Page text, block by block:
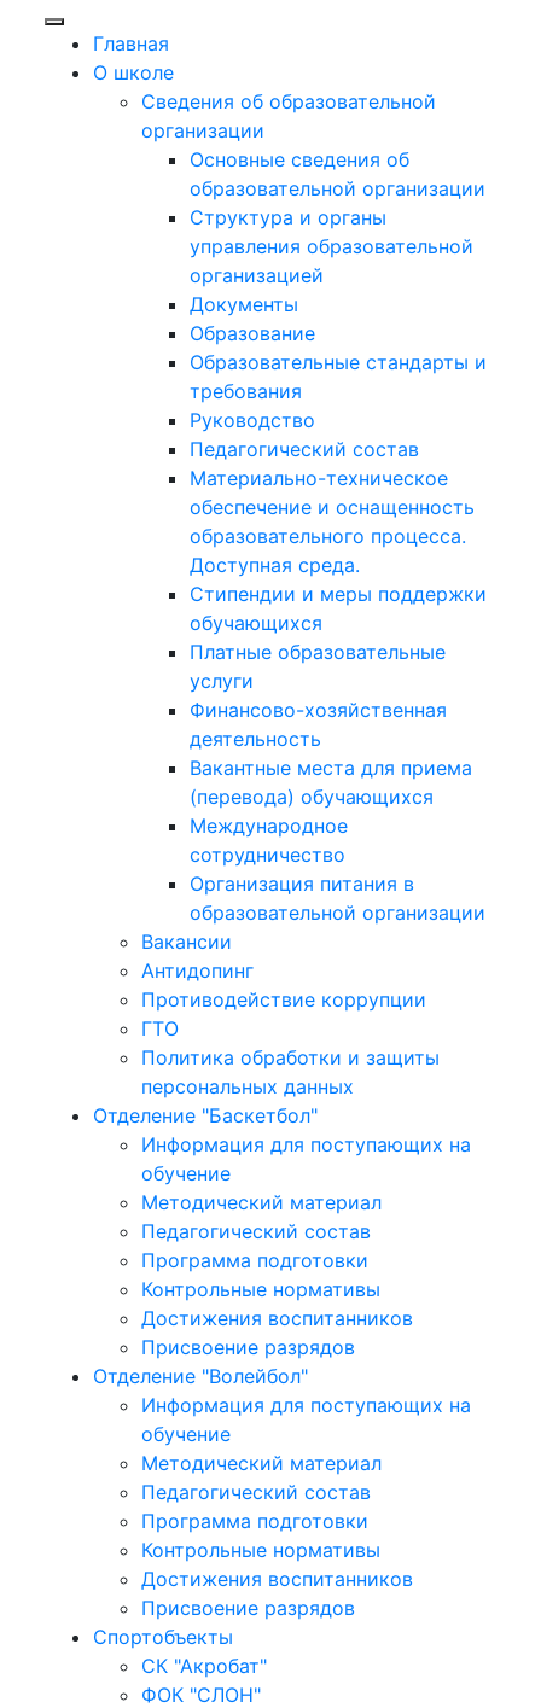
Главная
О школе
Сведения об образовательной
организации
Основные сведения об
образовательной организации
Структура и органы
управления образовательной
организацией
Документы
Образование
Образовательные стандарты и
требования
Руководство
Педагогический состав
Материально-техническое
обеспечение и оснащенность
образовательного процесса.
Доступная среда.
Стипендии и меры поддержки
обучающихся
Платные образовательные
услуги
Финансово-хозяйственная
деятельность
Вакантные места для приема
(перевода) обучающихся
Международное
сотрудничество
Организация питания в
образовательной организации
Вакансии
Антидопинг
Противодействие коррупции
ГТО
Политика обработки и защиты
персональных данных
Отделение "Баскетбол"
Информация для поступающих на
обучение
Методический материал
Педагогический состав
Программа подготовки
Контрольные нормативы
Достижения воспитанников
Присвоение разрядов
Отделение "Волейбол"
Информация для поступающих на
обучение
Методический материал
Педагогический состав
Программа подготовки
Контрольные нормативы
Достижения воспитанников
Присвоение разрядов
Спортобъекты
СК "Акробат"
ФОК "СЛОН"